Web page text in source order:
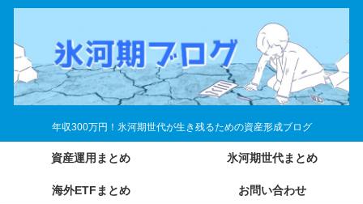
年収300万円！氷河期世代が生き残るための資産形成ブログ
資産運用まとめ 氷河期世代まとめ
海外ETFまとめ お問い合わせ